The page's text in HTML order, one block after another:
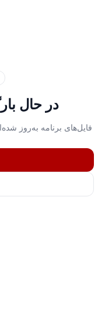
در حال
فایل‌های برنامه به‌روز